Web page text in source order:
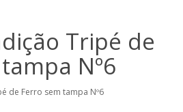
Tripé de
Nº6
de Ferro sem tampa Nº6